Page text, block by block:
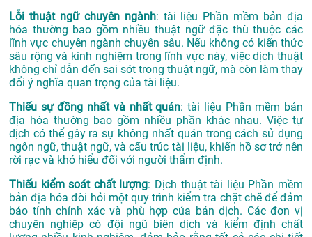
Lỗi thuật ngữ chuyên ngành: tài liệu Phần mềm bản địa
hóa thường bao gồm nhiều thuật ngữ đặc thù thuộc các
lĩnh vực chuyên ngành chuyên sâu. Nếu không có kiến thức
sâu rộng và kinh nghiệm trong lĩnh vực này, việc dịch thuật
không chỉ dẫn đến sai sót trong thuật ngữ, mà còn làm thay
đổi ý nghĩa quan trọng của tài liệu.
Thiếu sự đồng nhất và nhất quán: tài liệu Phần mềm bản
địa hóa thường bao gồm nhiều phần khác nhau. Việc tự
dịch có thể gây ra sự không nhất quán trong cách sử dụng
ngôn ngữ, thuật ngữ, và cấu trúc tài liệu, khiến hồ sơ trở nên
rời rạc và khó hiểu đối với người thẩm định.
Thiếu kiểm soát chất lượng: Dịch thuật tài liệu Phần mềm
bản địa hóa đòi hỏi một quy trình kiểm tra chặt chẽ để đảm
bảo tính chính xác và phù hợp của bản dịch. Các đơn vị
chuyên nghiệp có đội ngũ biên dịch và kiểm định chất